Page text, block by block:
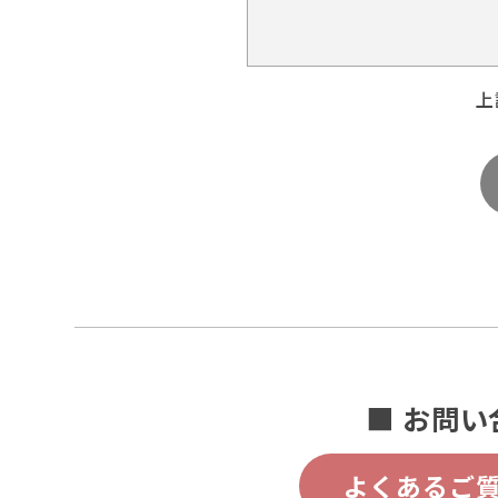
■ お問い
よくあるご